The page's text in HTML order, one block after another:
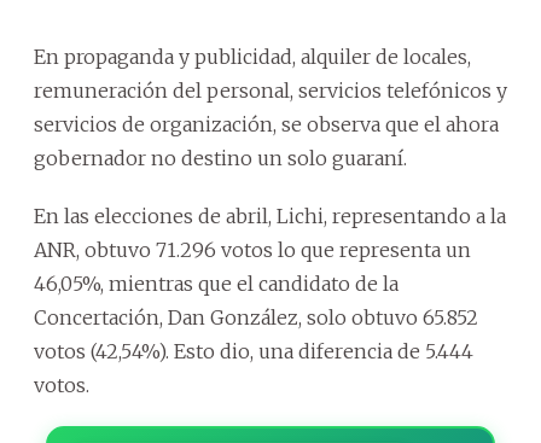
En propaganda y publicidad, alquiler de locales,
remuneración del personal, servicios telefónicos y
servicios de organización, se observa que el ahora
gobernador no destino un solo guaraní.
En las elecciones de abril, Lichi, representando a la
ANR, obtuvo 71.296 votos lo que representa un
46,05%, mientras que el candidato de la
Concertación, Dan González, solo obtuvo 65.852
votos (42,54%). Esto dio, una diferencia de 5.444
votos.